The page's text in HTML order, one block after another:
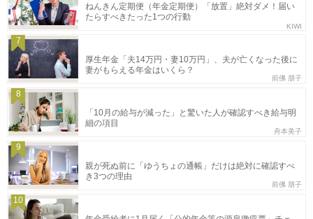
ねんきん定期便（年金定期便）「放置」絶対ダメ！届い
たらすべきたった1つの行動
KIWI
7
厚生年金「夫14万円・妻10万円」、夫が亡くなった後に
妻がもらえる年金はいくら？
前佛 朋子
8
「10月の給与が減った」と驚いた人が確認すべき給与明
細の項目
舟本美子
9
親が死ぬ前に「ゆうちょの通帳」だけは絶対に確認すべ
き3つの理由
前佛 朋子
10